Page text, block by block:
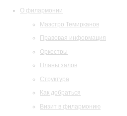
О филармонии
Маэстро Темирканов
Правовая информация
Оркестры
Планы залов
Структура
Как добраться
Визит в филармонию